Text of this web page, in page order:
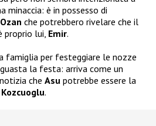
minaccia: è in possesso di
Ozan che potrebbero rivelare che il
proprio lui, Emir.
famiglia per festeggiare le nozze
la festa: arriva come un
che Asu potrebbe essere la
.